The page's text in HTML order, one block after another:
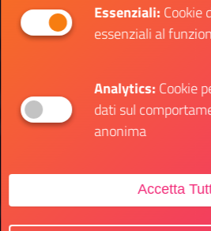
Essenziali:Cookie
essenziali al
Analytics:Cookie
dati sul
anonima
Accetta